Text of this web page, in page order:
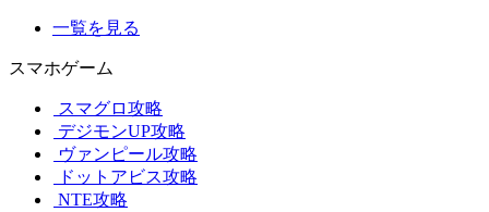
一覧を見る
スマホゲーム
スマグロ攻略
デジモンUP攻略
ヴァンピール攻略
ドットアビス攻略
NTE攻略